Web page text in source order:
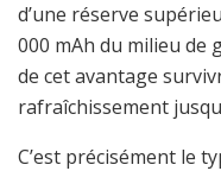
d’une réserve
000 mAh du milieu de
de cet avantage
rafraîchissement
C’est précisément le